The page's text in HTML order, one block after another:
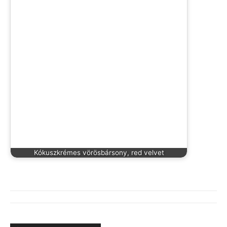
Kókuszkrémes vörösbársony, red velvet